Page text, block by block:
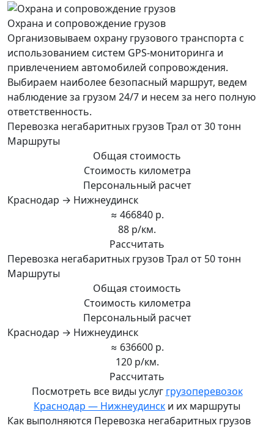
Охрана и сопровождение грузов
Организовываем охрану грузового транспорта с
использованием систем GPS-мониторинга и
привлечением автомобилей сопровождения.
Выбираем наиболее безопасный маршрут, ведем
наблюдение за грузом 24/7 и несем за него полную
ответственность.
Перевозка негабаритных грузов Трал от 30 тонн
Маршруты
Общая стоимость
Стоимость километра
Персональный расчет
Краснодар → Нижнеудинск
≈ 466840 р.
88 р/км.
Рассчитать
Перевозка негабаритных грузов Трал от 50 тонн
Маршруты
Общая стоимость
Стоимость километра
Персональный расчет
Краснодар → Нижнеудинск
≈ 636600 р.
120 р/км.
Рассчитать
Посмотреть все виды услуг грузоперевозок
Краснодар — Нижнеудинск и их маршруты
Как выполняются Перевозка негабаритных грузов